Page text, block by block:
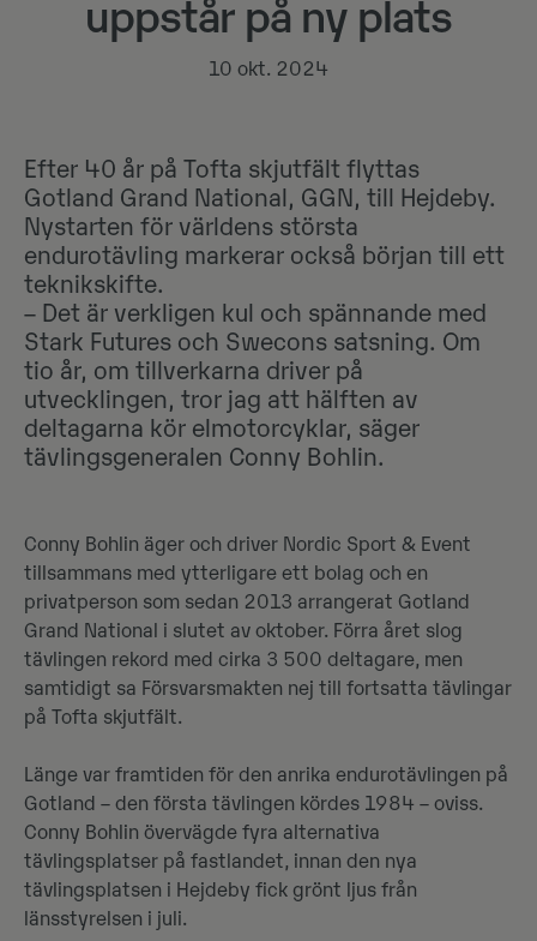
uppstår på ny plats
10 okt. 2024
Efter 40 år på Tofta skjutfält flyttas
Gotland Grand National, GGN, till Hejdeby.
Nystarten för världens största
endurotävling markerar också början till ett
teknikskifte.
– Det är verkligen kul och spännande med
Stark Futures och Swecons satsning. Om
tio år, om tillverkarna driver på
utvecklingen, tror jag att hälften av
deltagarna kör elmotorcyklar, säger
tävlingsgeneralen Conny Bohlin.
Conny Bohlin äger och driver Nordic Sport & Event
tillsammans med ytterligare ett bolag och en
privatperson som sedan 2013 arrangerat Gotland
Grand National i slutet av oktober. Förra året slog
tävlingen rekord med cirka 3 500 deltagare, men
samtidigt sa Försvarsmakten nej till fortsatta tävlingar
på Tofta skjutfält.
Länge var framtiden för den anrika endurotävlingen på
Gotland – den första tävlingen kördes 1984 – oviss.
Conny Bohlin övervägde fyra alternativa
tävlingsplatser på fastlandet, innan den nya
tävlingsplatsen i Hejdeby fick grönt ljus från
länsstyrelsen i juli.